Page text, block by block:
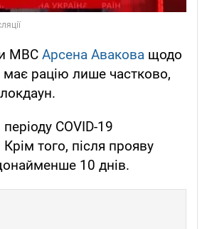
МВС Арсена Авакова щодо
має рацію лише частково,
COVID-19
того, після прояву
10 днів.